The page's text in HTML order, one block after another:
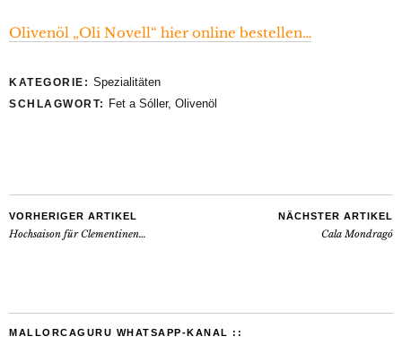
Olivenöl „Oli Novell“ hier online bestellen…
KATEGORIE: Spezialitäten
SCHLAGWORT: Fet a Sóller, Olivenöl
VORHERIGER ARTIKEL
Hochsaison für Clementinen…
NÄCHSTER ARTIKEL
Cala Mondragó
MALLORCAGURU WHATSAPP-KANAL ::